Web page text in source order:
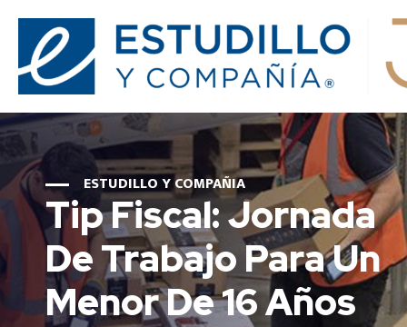
ESTUDILLO Y COMPAÑIA
Tip Fiscal: Jornada
De Trabajo Para Un
Menor De 16 Años